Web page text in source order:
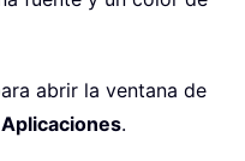
abrir la ventana de
.